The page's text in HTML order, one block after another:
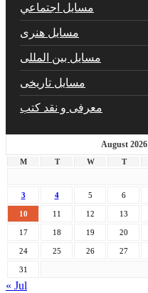
مسايل اجتماعي
مسايل هنری
مسایل بین المللی
مسایل تاریخی
معرفی و نقد کتب
August 2026
M T W T
3 4 5 6
10 11 12 13
17 18 19 20
24 25 26 27
31
« Jul